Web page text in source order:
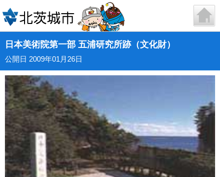
日本美術院第一部 五浦研究所跡（文化財）
公開日 2009年01月26日